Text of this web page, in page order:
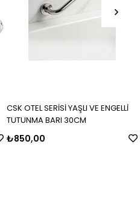
CSK OTEL SERİSİ YAŞLI VE ENGELLİ
TUTUNMA BARI 30CM
₺850,00